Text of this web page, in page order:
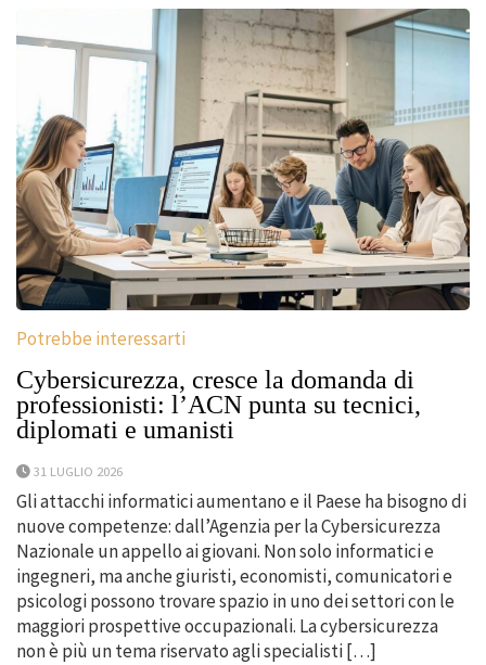
Potrebbe interessarti
Cybersicurezza, cresce la domanda di
professionisti: l’ACN punta su tecnici,
diplomati e umanisti
31 LUGLIO 2026
Gli attacchi informatici aumentano e il Paese ha bisogno di
nuove competenze: dall’Agenzia per la Cybersicurezza
Nazionale un appello ai giovani. Non solo informatici e
ingegneri, ma anche giuristi, economisti, comunicatori e
psicologi possono trovare spazio in uno dei settori con le
maggiori prospettive occupazionali. La cybersicurezza
non è più un tema riservato agli specialisti […]